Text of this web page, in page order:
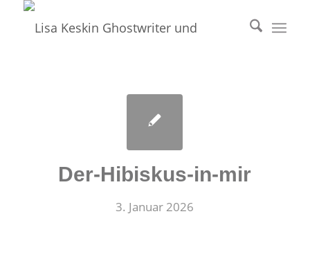
Der-Hibiskus-in-mir
3. Januar 2026